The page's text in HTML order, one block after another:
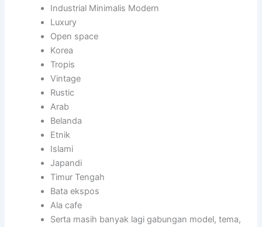
Industrial Minimalis Modern
Luxury
Open space
Korea
Tropis
Vintage
Rustic
Arab
Belanda
Etnik
Islami
Japandi
Timur Tengah
Bata ekspos
Ala cafe
Serta masih banyak lagi gabungan model, tema,